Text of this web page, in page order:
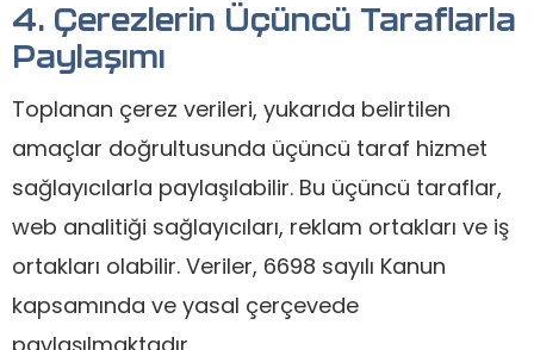
4. Çerezlerin Üçüncü Taraflarla
Paylaşımı
Toplanan çerez verileri, yukarıda belirtilen
amaçlar doğrultusunda üçüncü taraf hizmet
sağlayıcılarla paylaşılabilir. Bu üçüncü taraflar,
web analitiği sağlayıcıları, reklam ortakları ve iş
ortakları olabilir. Veriler, 6698 sayılı Kanun
kapsamında ve yasal çerçevede